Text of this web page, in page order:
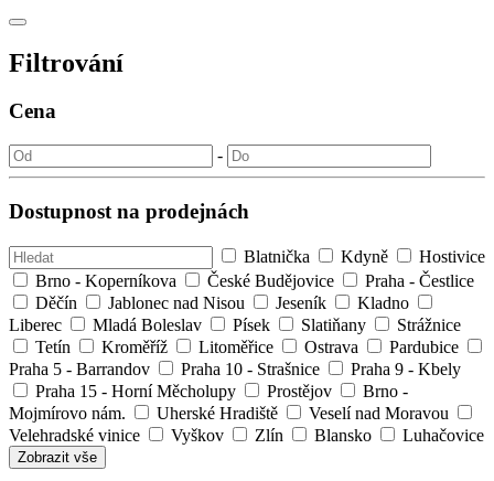
Filtrování
Cena
-
Dostupnost na prodejnách
Blatnička Kdyně
Hostivice
Brno - Koperníkova
České Budějovice
Praha - Čestlice
Děčín
Jablonec nad Nisou Jeseník
Kladno
Liberec
Mladá Boleslav Písek Slatiňany
Strážnice
Tetín
Kroměříž Litoměřice Ostrava
Pardubice
Praha 5 - Barrandov
Praha 10 - Strašnice
Praha 9 - Kbely
Praha 15 - Horní Měcholupy
Prostějov
Brno -
Mojmírovo nám.
Uherské Hradiště
Veselí nad Moravou
Velehradské vinice
Vyškov Zlín Blansko Luhačovice
Zobrazit vše